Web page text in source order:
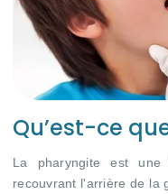
Qu’est-ce
La pharyngite est une
recouvrant l'arrière de la